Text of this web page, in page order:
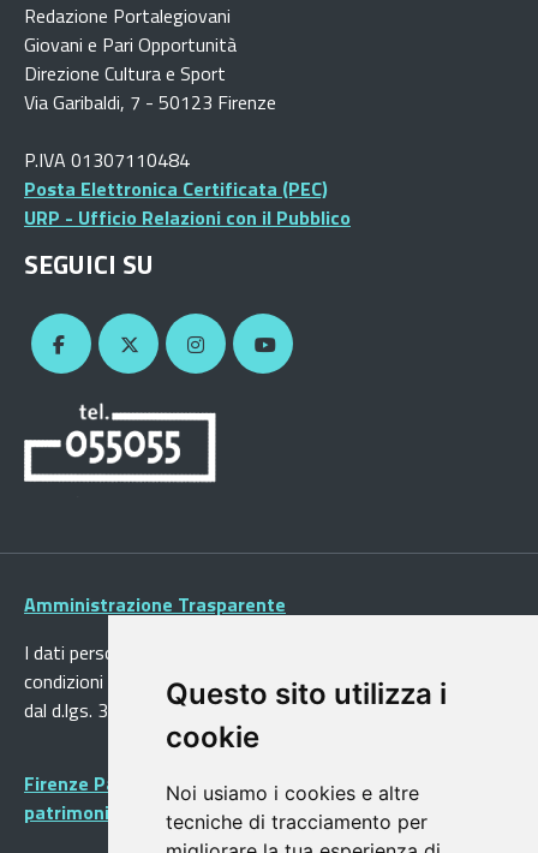
Questo sito utilizza i
cookie
Noi usiamo i cookies e altre
tecniche di tracciamento per
Redazione Portalegiovani
Giovani e Pari Opportunità
Direzione Cultura e Sport
Via Garibaldi, 7 - 50123 Firenze
P.IVA 01307110484
Posta Elettronica Certificata (PEC)
URP - Ufficio Relazioni con il Pubblico
SEGUICI SU
Amministrazione Trasparente
I dati personali pubblicati sono riutilizzabili solo alle
condizioni previste dalla direttiva comunitaria 2003/98/CE e
dal d.lgs. 36/2006
Firenze Patrimonio Mondiale - Centro storico di Firenze
patrimonio dell’Umanità